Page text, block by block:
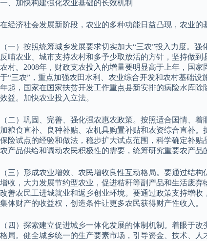
一、加快构建强化农业基础的长效机制
在经济社会发展新阶段，农业的多种功能日益凸现，农业
（一）按照统筹城乡发展要求切实加大“三农”投入力度。
反哺农业、城市支持农村和多予少取放活的方针，坚持做
农村。2008年，财政支农投入的增量要明显高于上年，国
于“三农”，重点加强农田水利、农业综合开发和农村基础
年起，国家在国家扶贫开发工作重点县新安排的病险水库
效益。加快农业投入立法。
（二）巩固、完善、强化强农惠农政策。按照适合国情、
加粮食直补、良种补贴、农机具购置补贴和农资综合直补
保险试点的经验和做法，稳步扩大试点范围，科学确定补
农产品供给和调动农民积极性的需要，统筹研究重要农产
（三）形成农业增效、农民增收良性互动格局。要通过结
增收，大力发展节约型农业，促进秸秆等副产品和生活废
改善农民工进城就业和返乡创业环境。要通过政策支持增
集体财产的收益权，创造条件让更多农民获得财产性收入。
（四）探索建立促进城乡一体化发展的体制机制。着眼于
格局。健全城乡统一的生产要素市场，引导资金、技术、